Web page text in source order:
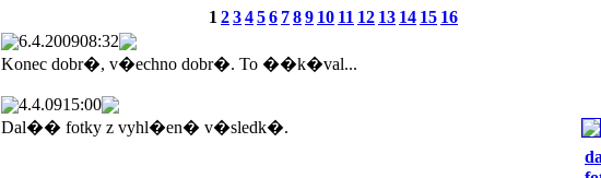
1 23456 789 10 11 12 13 14 15 16
6.4.200908:32
Konec dobr�, v�echno dobr�. To ��k�val...
4.4.0915:00
Dal�� fotky z vyhl�en� v�sledk�.